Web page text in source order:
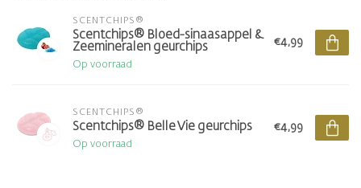
SCENTCHIPS®
Scentchips® Bloed-sinaasappel &
Zeemineralen geurchips
Op voorraad
€4,99
SCENTCHIPS®
Scentchips® Belle Vie geurchips
Op voorraad
€4,99